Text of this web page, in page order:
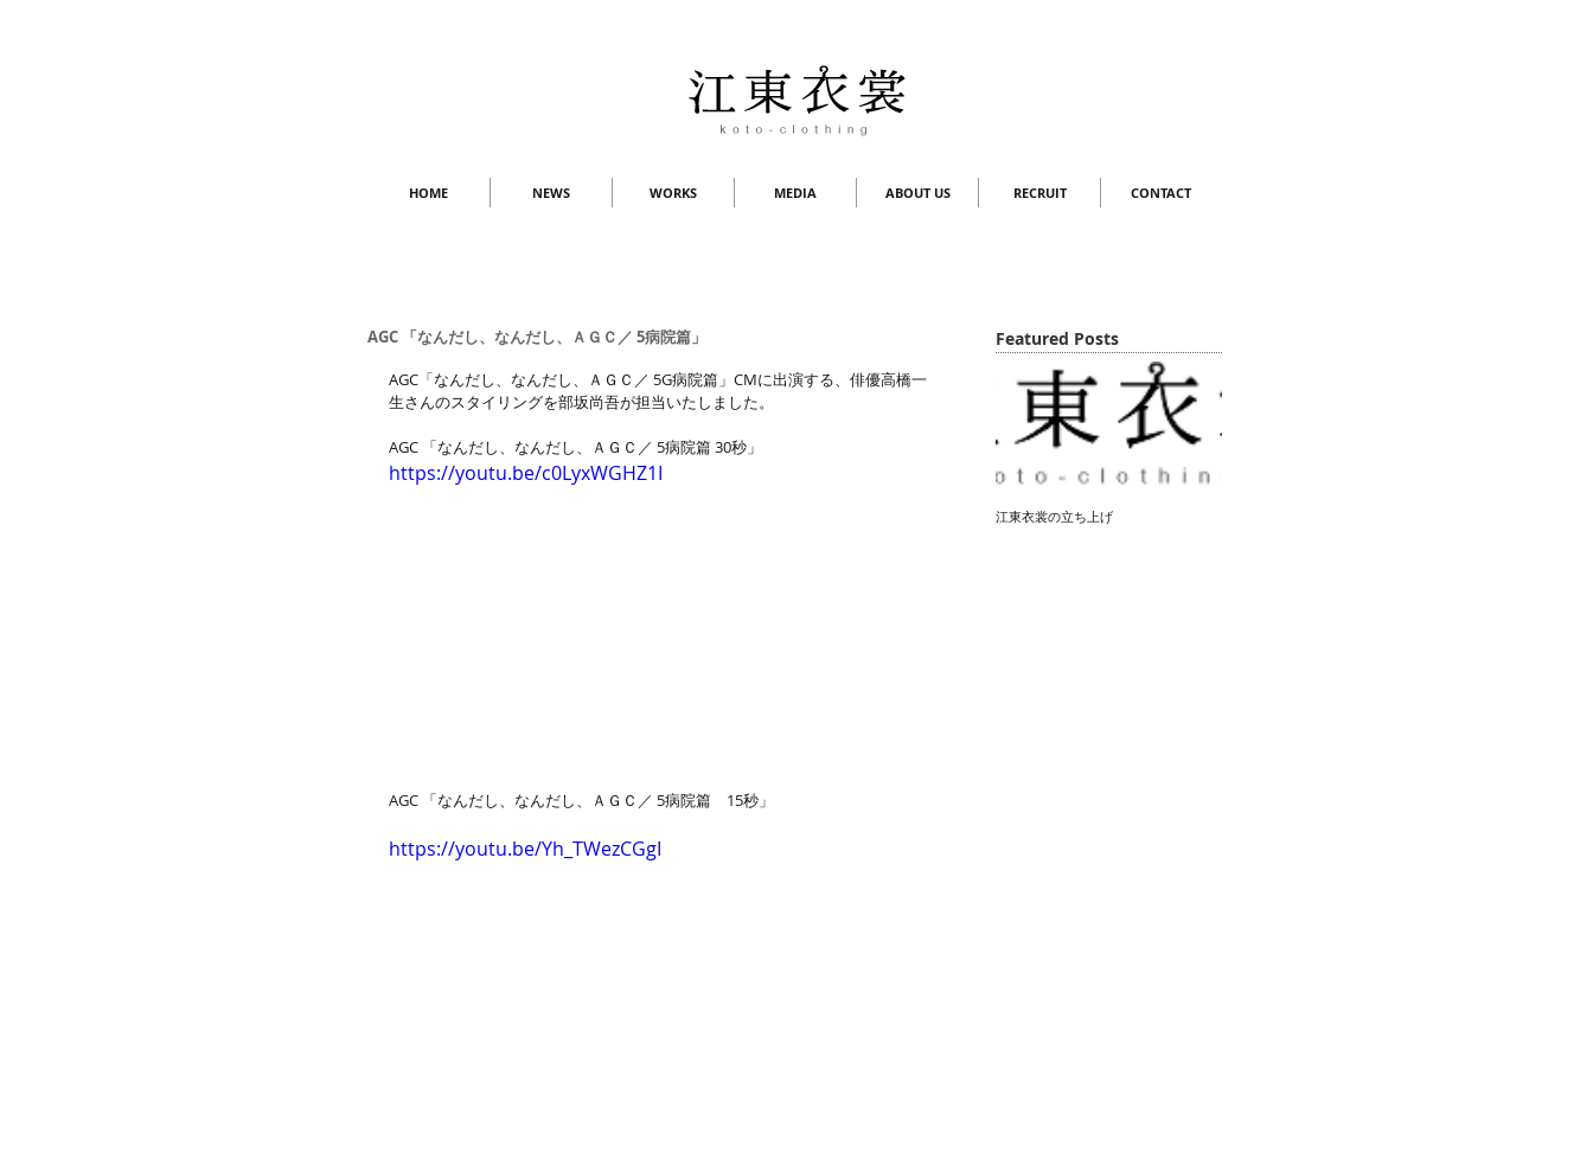
HOME NEWS WORKS MEDIA ABOUT US RECRUIT CONTACT
AGC 「なんだし、なんだし、ＡＧＣ／ 5病院篇」
AGC「なんだし、なんだし、ＡＧＣ／ 5G病院篇」CMに出演する、俳優高橋一
生さんのスタイリングを部坂尚吾が担当いたしました。
AGC 「なんだし、なんだし、ＡＧＣ／ 5病院篇 30秒」
https://youtu.be/c0LyxWGHZ1I
AGC 「なんだし、なんだし、ＡＧＣ／ 5病院篇　15秒」
https://youtu.be/Yh_TWezCGgI
Featured Posts
江東衣裳の立ち上げ